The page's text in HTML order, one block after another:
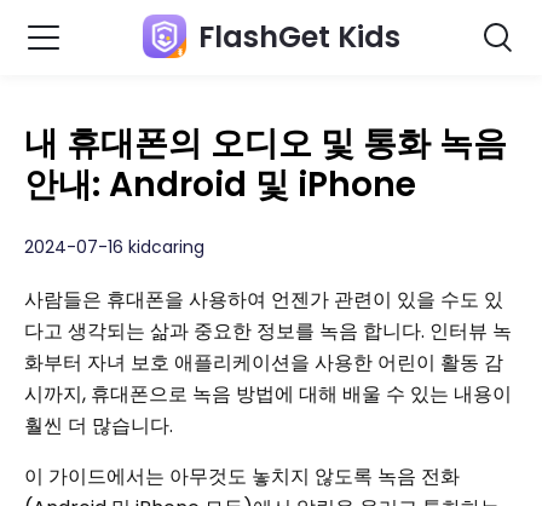
FlashGet Kids
내 휴대폰의 오디오 및 통화 녹음
안내: Android 및 iPhone
2024-07-16 kidcaring
사람들은 휴대폰을 사용하여 언젠가 관련이 있을 수도 있
다고 생각되는 삶과 중요한 정보를 녹음 합니다. 인터뷰 녹
화부터 자녀 보호 애플리케이션을 사용한 어린이 활동 감
시까지, 휴대폰으로 녹음 방법에 대해 배울 수 있는 내용이
훨씬 더 많습니다.
이 가이드에서는 아무것도 놓치지 않도록 녹음 전화